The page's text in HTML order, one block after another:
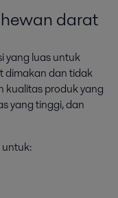
darat
yang luas untuk
dimakan dan tidak
kualitas produk yang
yang tinggi, dan
untuk: